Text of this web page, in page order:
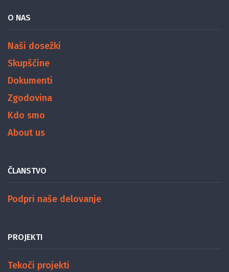
O NAS
Naši dosežki
Skupščine
Dokumenti
Zgodovina
Kdo smo
About us
ČLANSTVO
Podpri naše delovanje
PROJEKTI
Tekoči projekti